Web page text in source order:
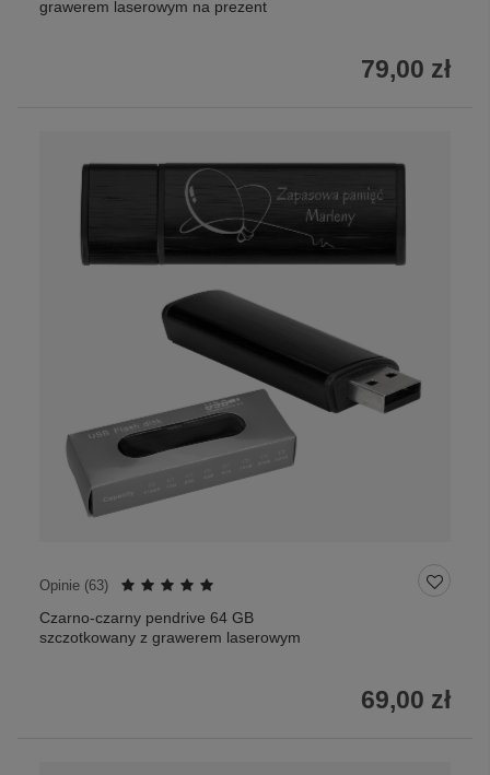
grawerem laserowym na prezent
79,00 zł
Opinie (63)
Czarno-czarny pendrive 64 GB
szczotkowany z grawerem laserowym
69,00 zł